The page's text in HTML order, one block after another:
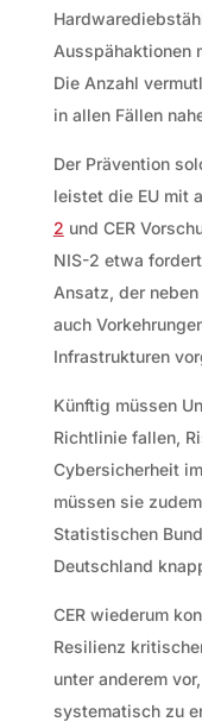
Ausspähaktionen
Die Anzahl
in allen Fällen
Der Prävention
leistet die EU mit
2 und CER
NIS-2 etwa
Ansatz, der
auch
Infrastrukturen
Künftig müssen
Richtlinie fallen,
Cybersicherheit
müssen sie
Statistischen
Deutschland
CER wiederum
Resilienz
unter anderem
systematisch zu